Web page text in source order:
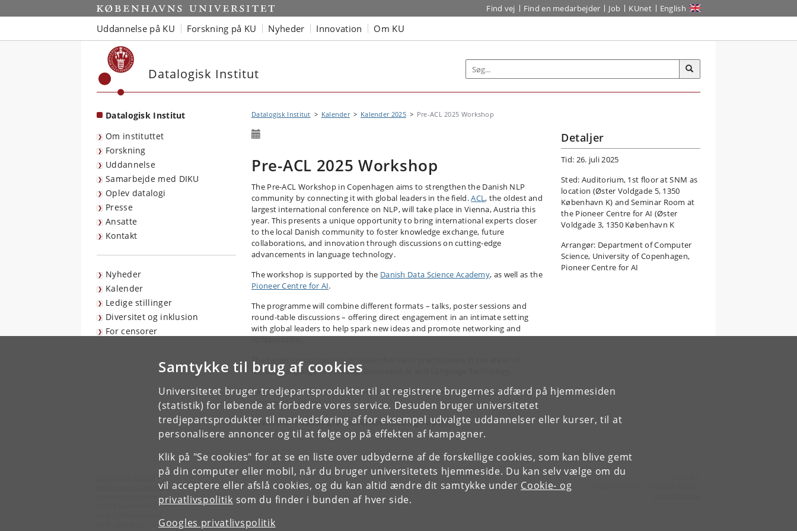
Samtykke til brug af cookies
Universitetet bruger tredjepartsprodukter til at registrere brugernes adfærd på hjemmesiden
(statistik) for løbende at forbedre vores service. Desuden bruger universitetet
tredjepartsprodukter til markedsføring af for eksempel udvalgte uddannelser eller kurser, til at
personalisere annoncer og til at følge op på effekten af kampagner.
Klik på "Se cookies" for at se en liste over udbyderne af de forskellige cookies, som kan blive gemt
på din computer eller mobil, når du bruger universitetets hjemmeside. Du kan selv vælge om du
vil acceptere eller afslå cookies, og du kan altid ændre dit samtykke under Cookie- og
privatlivspolitik som du finder i bunden af hver side.
Googles privatlivspolitik
Start Find vej Find en medarbejder Job KUnet English
Uddannelse på KU Forskning på KU Nyheder Innovation Om KU
Datalogisk Institut
Datalogisk Institut
Om instituttet
Forskning
Uddannelse
Samarbejde med DIKU
Oplev datalogi
Presse
Ansatte
Kontakt
Nyheder
Kalender
Ledige stillinger
Diversitet og inklusion
For censorer
Datalogisk Institut Kalender Kalender 2025 Pre-ACL 2025 Workshop
Pre-ACL 2025 Workshop
The Pre-ACL Workshop in Copenhagen aims to strengthen the Danish NLP
community by connecting it with global leaders in the field.ACL, the oldest and
largest international conference on NLP, will take place in Vienna, Austria this
year. This presents a unique opportunity to bring international experts closer
to the local Danish community to foster knowledge exchange, future
collaborations, and innovation through discussions on cutting-edge
advancements in language technology.
The workshop is supported by the Danish Data Science Academy, as well as the
Pioneer Centre for AI.
The programme will combine different formats – talks, poster sessions and
round-table discussions – offering direct engagement in an intimate setting
with global leaders to help spark new ideas and promote networking and
collaboration.
The target group consists of researchers and practitioners in the areas of
Natural Language Processing, Generative AI and Language Technology.
Participants of any seniority and from academia as well as industry are
welcome to attend.
Learn more about the conference and sign uphere.
Detaljer
Tid: 26. juli 2025
Sted: Auditorium, 1st floor at SNM as
location (Øster Voldgade 5, 1350
København K) and Seminar Room at
the Pioneer Centre for AI (Øster
Voldgade 3, 1350 København K
Arrangør: Department of Computer
Science, University of Copenhagen,
Pioneer Centre for AI
Københavns Universitet
Universitetsparken 5